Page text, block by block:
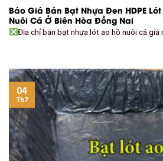
Báo Giá Bán Bạt Nhựa Đen HDPE
Nuôi Cá Ở Biên Hòa Đồng Nai
Địa chỉ bán bạt nhựa lót ao hồ nuôi cá giá
04
Th7